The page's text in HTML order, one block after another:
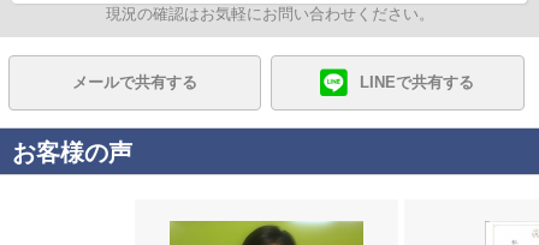
現況の確認はお気軽にお問い合わせください。
メールで共有する LINEで共有する
お客様の声